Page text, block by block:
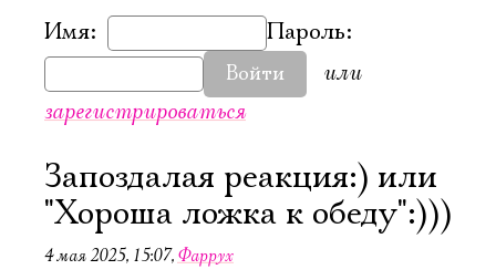
Имя:
Пароль:
Войти
или
зарегистрироваться
Запоздалая реакция:) или
"Хороша ложка к обеду":)))
4 мая 2025, 15:07, Фаррух